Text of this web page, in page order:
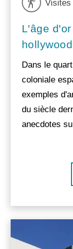
Visites
L'âge
Dans le
coloniale
exemples
du siècle
anecdotes